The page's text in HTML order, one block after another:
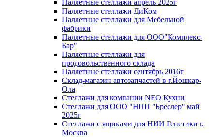
Паллетные стеллажи апрель 2025г
Паллетные стеллажи ДиКом
Паллетные стеллажи для Мебельной
фабрики
Паллетные стеллажи для ООО"Комплекс-
Бар"
Паллетные стеллажи для
продовольственного склада
Паллетные стеллажи сентябрь 2016г
Склад-магазин автозапчастей в г.Йошкар-
Ола
Стеллажи для компании NEO Кухни
Стеллажи для ООО "НПП "Бреслер" май
2025г
Стеллажи с ящиками для НИИ Генетики г.
Москва